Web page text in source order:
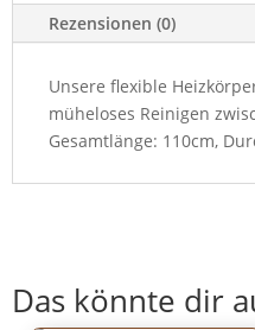
Rezensionen (0)
Unsere flexible
müheloses Reinigen
Gesamtlänge: 110cm,
Das könnte dir